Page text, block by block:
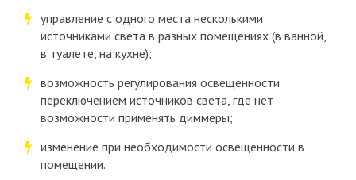
управление с одного места несколькими
источниками света в разных помещениях (в ванной,
в туалете, на кухне);
возможность регулирования освещенности
переключением источников света, где нет
возможности применять диммеры;
изменение при необходимости освещенности в
помещении.